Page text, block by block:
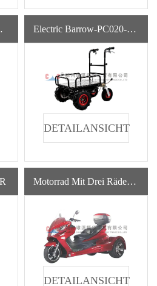
Electric Barrow Electric Barrow-PC020-01 Professional Lifter Farm Agriculture Convenience Heavy 3 In 1 Big Weel Barrow
DETAILANSICHT
Motorrad Mit Drei RädernZH-300ZM
DETAILANSICHT